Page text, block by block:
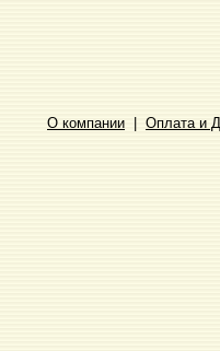
О компании Оплата и